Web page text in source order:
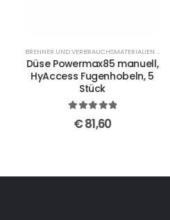
BRENNER UND VERBRAUCHSMATERIALIEN FUER POWERMAX85
Düse Powermax85 manuell,
HyAccess Fugenhobeln, 5
Stück
out of 5
81,60